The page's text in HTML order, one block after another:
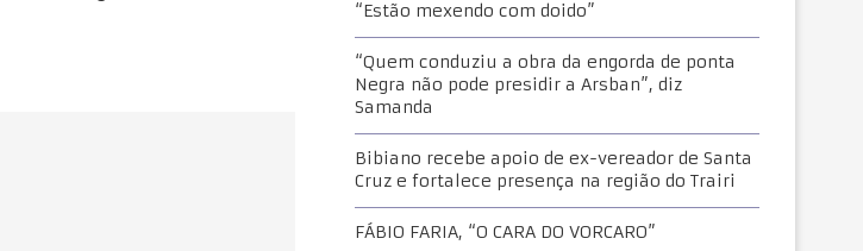
“Estão mexendo com doido”
“Quem conduziu a obra da engorda de ponta
Negra não pode presidir a Arsban”, diz
Samanda
Bibiano recebe apoio de ex-vereador de Santa
Cruz e fortalece presença na região do Trairi
FÁBIO FARIA, “O CARA DO VORCARO”